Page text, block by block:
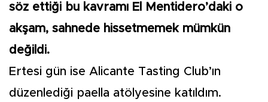
söz ettiği bu kavramı El Mentidero’daki o
akşam, sahnede hissetmemek mümkün
değildi.
Ertesi gün ise Alicante Tasting Club’ın
düzenlediği paella atölyesine katıldım.